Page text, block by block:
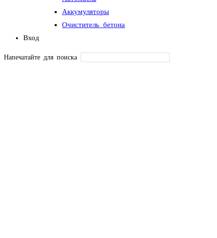
Аккумуляторы
Очиститель бетона
Вход
Напечатайте для поиска